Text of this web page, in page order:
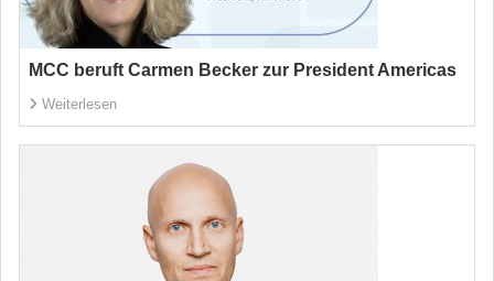
MCC beruft Carmen Becker zur President Americas
Weiterlesen